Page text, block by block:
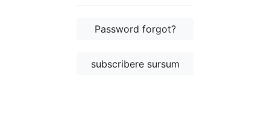
Password forgot?
subscribere sursum